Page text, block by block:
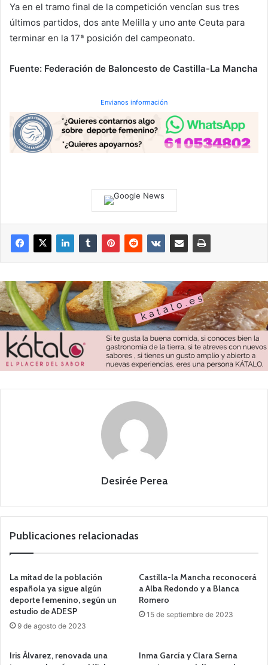
Ya en el tramo final de la competición vencían sus tres
últimos partidos, dos ante Melilla y uno ante Ceuta para
terminar en la 17ª posición del campeonato.
Fuente: Federación de Baloncesto de Castilla-La Mancha
Envianos información
Desirée Perea
Publicaciones relacionadas
La mitad de la población
española ya sigue algún
deporte femenino, según un
estudio de ADESP
9 de agosto de 2023
Castilla-la Mancha reconocerá
a Alba Redondo y a Blanca
Romero
15 de septiembre de 2023
Iris Álvarez, renovada una
Inma García y Clara Serna